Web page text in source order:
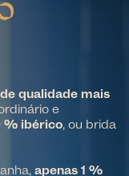
qualidade mais
e
% ibérico, ou brida
apenas 1 %